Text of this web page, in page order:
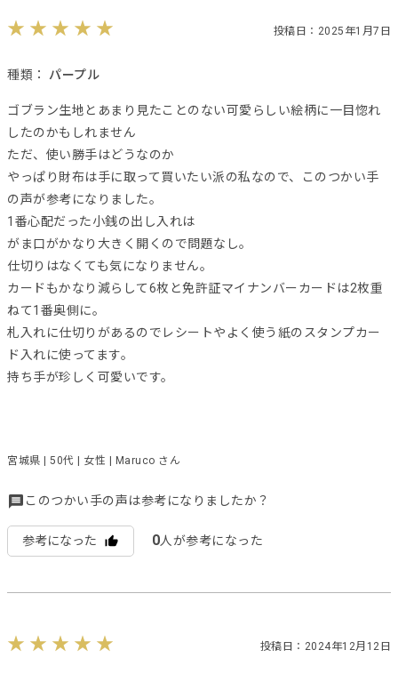
投稿日：2025年1月7日
種類： パープル
ゴブラン生地とあまり見たことのない可愛らしい絵柄に一目惚れ
したのかもしれません
ただ、使い勝手はどうなのか
やっぱり財布は手に取って買いたい派の私なので、このつかい手
の声が参考になりました。
1番心配だった小銭の出し入れは
がま口がかなり大きく開くので問題なし。
仕切りはなくても気になりません。
カードもかなり減らして6枚と免許証マイナンバーカードは2枚重
ねて1番奥側に。
札入れに仕切りがあるのでレシートやよく使う紙のスタンプカー
ド入れに使ってます。
持ち手が珍しく可愛いです。
宮城県 | 50代 | 女性 | Maruco さん
このつかい手の声は参考になりましたか？
参考になった 0人が参考になった
投稿日：2024年12月12日